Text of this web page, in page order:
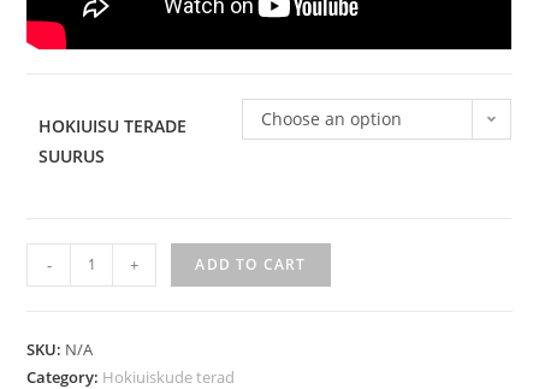
HOKIUISU TERADE
SUURUS
Choose an option
- + ADD TO CART
SKU: N/A
Category: Hokiuiskude terad